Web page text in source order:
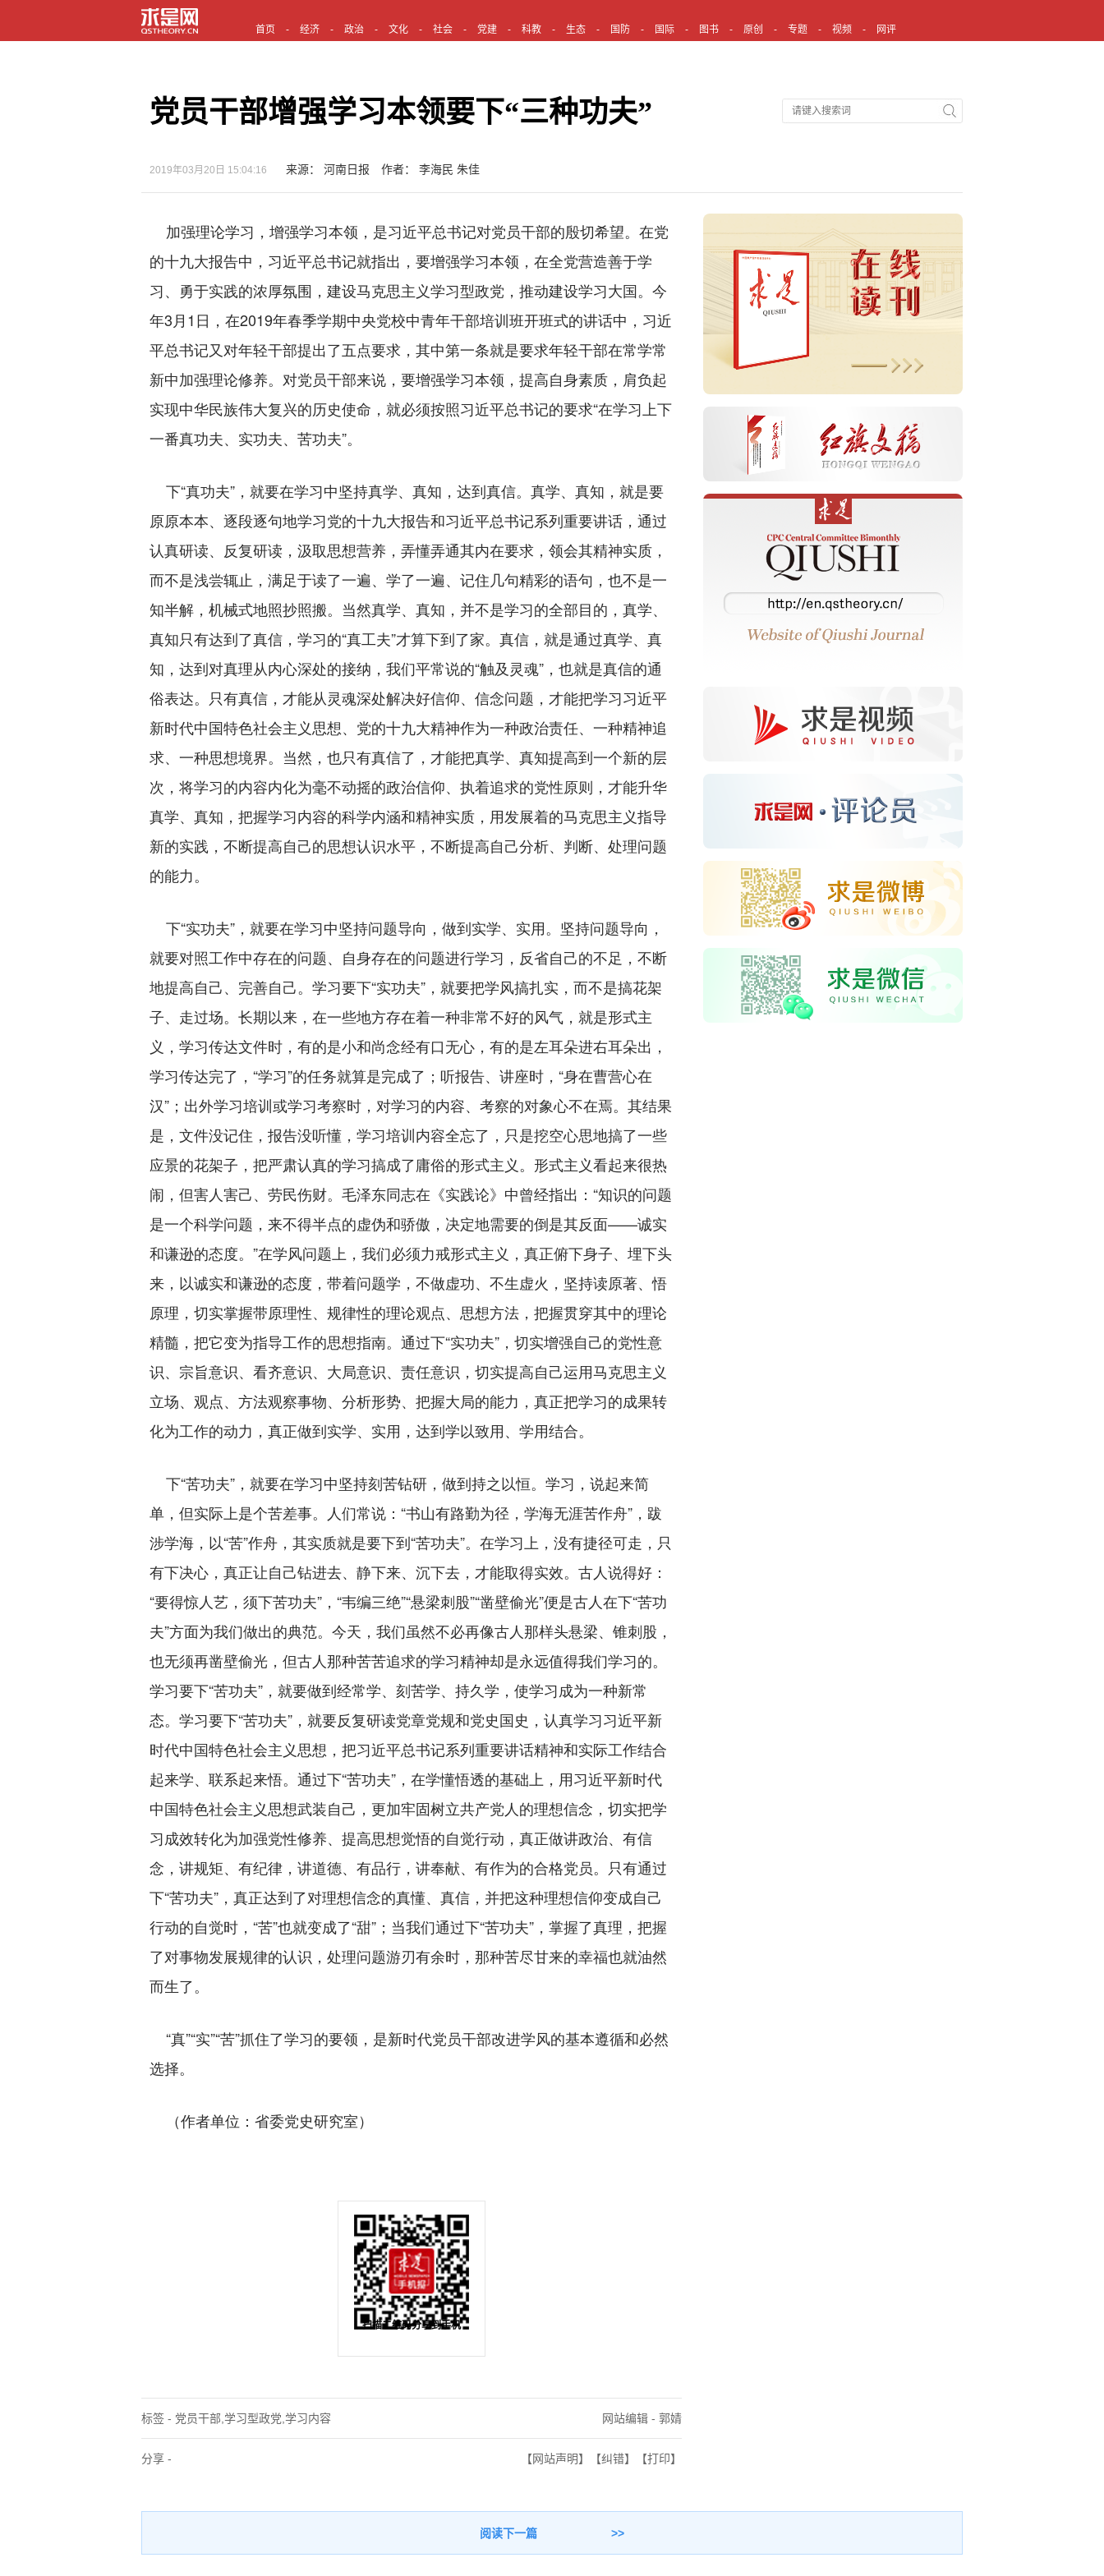
首页 经济 政治 文化 社会 党建 科教 生态 国防 国际 图书 原创 专题 视频 网评
党员干部增强学习本领要下“三种功夫”
2019年03月20日 15:04:16 来源： 河南日报 作者： 李海民 朱佳
加强理论学习，增强学习本领，是习近平总书记对党员干部的殷切希望。在党
的十九大报告中，习近平总书记就指出，要增强学习本领，在全党营造善于学
习、勇于实践的浓厚氛围，建设马克思主义学习型政党，推动建设学习大国。今
年3月1日，在2019年春季学期中央党校中青年干部培训班开班式的讲话中，习近
平总书记又对年轻干部提出了五点要求，其中第一条就是要求年轻干部在常学常
新中加强理论修养。对党员干部来说，要增强学习本领，提高自身素质，肩负起
实现中华民族伟大复兴的历史使命，就必须按照习近平总书记的要求“在学习上下
一番真功夫、实功夫、苦功夫”。
下“真功夫”，就要在学习中坚持真学、真知，达到真信。真学、真知，就是要
原原本本、逐段逐句地学习党的十九大报告和习近平总书记系列重要讲话，通过
认真研读、反复研读，汲取思想营养，弄懂弄通其内在要求，领会其精神实质，
而不是浅尝辄止，满足于读了一遍、学了一遍、记住几句精彩的语句，也不是一
知半解，机械式地照抄照搬。当然真学、真知，并不是学习的全部目的，真学、
真知只有达到了真信，学习的“真工夫”才算下到了家。真信，就是通过真学、真
知，达到对真理从内心深处的接纳，我们平常说的“触及灵魂”，也就是真信的通
俗表达。只有真信，才能从灵魂深处解决好信仰、信念问题，才能把学习习近平
新时代中国特色社会主义思想、党的十九大精神作为一种政治责任、一种精神追
求、一种思想境界。当然，也只有真信了，才能把真学、真知提高到一个新的层
次，将学习的内容内化为毫不动摇的政治信仰、执着追求的党性原则，才能升华
真学、真知，把握学习内容的科学内涵和精神实质，用发展着的马克思主义指导
新的实践，不断提高自己的思想认识水平，不断提高自己分析、判断、处理问题
的能力。
下“实功夫”，就要在学习中坚持问题导向，做到实学、实用。坚持问题导向，
就要对照工作中存在的问题、自身存在的问题进行学习，反省自己的不足，不断
地提高自己、完善自己。学习要下“实功夫”，就要把学风搞扎实，而不是搞花架
子、走过场。长期以来，在一些地方存在着一种非常不好的风气，就是形式主
义，学习传达文件时，有的是小和尚念经有口无心，有的是左耳朵进右耳朵出，
学习传达完了，“学习”的任务就算是完成了；听报告、讲座时，“身在曹营心在
汉”；出外学习培训或学习考察时，对学习的内容、考察的对象心不在焉。其结果
是，文件没记住，报告没听懂，学习培训内容全忘了，只是挖空心思地搞了一些
应景的花架子，把严肃认真的学习搞成了庸俗的形式主义。形式主义看起来很热
闹，但害人害己、劳民伤财。毛泽东同志在《实践论》中曾经指出：“知识的问题
是一个科学问题，来不得半点的虚伪和骄傲，决定地需要的倒是其反面——诚实
和谦逊的态度。”在学风问题上，我们必须力戒形式主义，真正俯下身子、埋下头
来，以诚实和谦逊的态度，带着问题学，不做虚功、不生虚火，坚持读原著、悟
原理，切实掌握带原理性、规律性的理论观点、思想方法，把握贯穿其中的理论
精髓，把它变为指导工作的思想指南。通过下“实功夫”，切实增强自己的党性意
识、宗旨意识、看齐意识、大局意识、责任意识，切实提高自己运用马克思主义
立场、观点、方法观察事物、分析形势、把握大局的能力，真正把学习的成果转
化为工作的动力，真正做到实学、实用，达到学以致用、学用结合。
下“苦功夫”，就要在学习中坚持刻苦钻研，做到持之以恒。学习，说起来简
单，但实际上是个苦差事。人们常说：“书山有路勤为径，学海无涯苦作舟”，跋
涉学海，以“苦”作舟，其实质就是要下到“苦功夫”。在学习上，没有捷径可走，只
有下决心，真正让自己钻进去、静下来、沉下去，才能取得实效。古人说得好：
“要得惊人艺，须下苦功夫”，“韦编三绝”“悬梁刺股”“凿壁偷光”便是古人在下“苦功
夫”方面为我们做出的典范。今天，我们虽然不必再像古人那样头悬梁、锥刺股，
也无须再凿壁偷光，但古人那种苦苦追求的学习精神却是永远值得我们学习的。
学习要下“苦功夫”，就要做到经常学、刻苦学、持久学，使学习成为一种新常
态。学习要下“苦功夫”，就要反复研读党章党规和党史国史，认真学习习近平新
时代中国特色社会主义思想，把习近平总书记系列重要讲话精神和实际工作结合
起来学、联系起来悟。通过下“苦功夫”，在学懂悟透的基础上，用习近平新时代
中国特色社会主义思想武装自己，更加牢固树立共产党人的理想信念，切实把学
习成效转化为加强党性修养、提高思想觉悟的自觉行动，真正做讲政治、有信
念，讲规矩、有纪律，讲道德、有品行，讲奉献、有作为的合格党员。只有通过
下“苦功夫”，真正达到了对理想信念的真懂、真信，并把这种理想信仰变成自己
行动的自觉时，“苦”也就变成了“甜”；当我们通过下“苦功夫”，掌握了真理，把握
了对事物发展规律的认识，处理问题游刃有余时，那种苦尽甘来的幸福也就油然
而生了。
“真”“实”“苦”抓住了学习的要领，是新时代党员干部改进学风的基本遵循和必然
选择。
（作者单位：省委党史研究室）
扫描二维码分享到手机
标签 - 党员干部,学习型政党,学习内容 网站编辑 - 郭婧
分享 - 【网站声明】 【纠错】 【打印】